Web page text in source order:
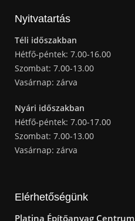
Nyitvatartás
Téli időszakban
Hétfő-péntek: 7.00-16.00
Szombat: 7.00-13.00
Vasárnap: zárva
Nyári időszakban
Hétfő-péntek: 7.00-17.00
Szombat: 7.00-13.00
Vasárnap: zárva
Elérhetőségünk
Platina Építőanyag Centrum